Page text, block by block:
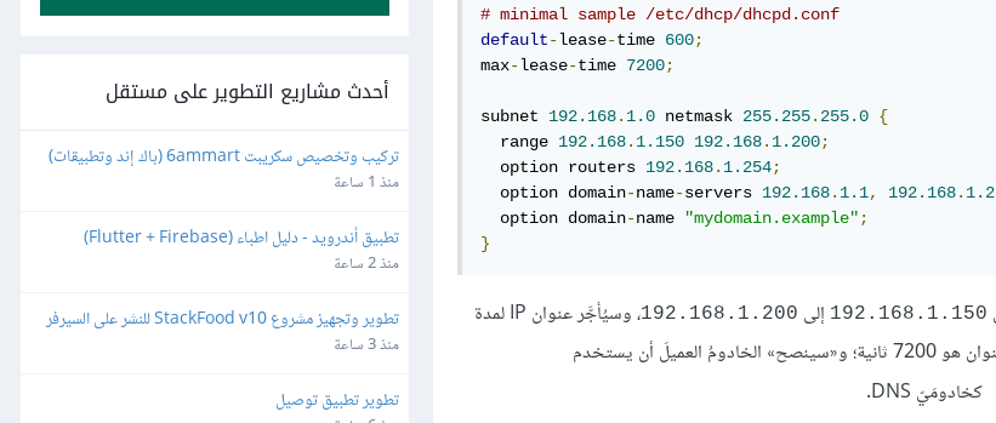
# minimal sample /etc/dhcp/dhcpd.conf
default-lease-time 600;
max-lease-time 7200;
subnet 192.168. 1.0 netmask 255.255. 255.0 {
  range
192.168. 1.150 192.168. 1.200;
  option routers
192.168. 1.254;
  option domain
-name-servers 192.168. 1.1, 192.168. 1.2
  option domain
-name "mydomain.example" ;
}
192.168.1.150 إلى 192.168.1.200
، وسيُأجَّر عنوان IP لمدة
كخادومَيّ DNS.
أحدث مشاريع التطوير على مستقل
ورفعه على السيرفر والمتجر
منذ 1 ساعة
تطبيق أندرويد - دليل اطباء (Flutter + Firebase)
منذ 2 ساعة
تطوير وتجهيز مشروع StackFood v10 للنشر على السيرفر
والمتاجر
منذ 3 ساعة
تطوير تطبيق توصيل